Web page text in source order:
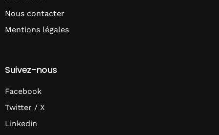
Nous contacter
Mentions légales
Suivez-nous
Facebook
Twitter / X
Linkedin